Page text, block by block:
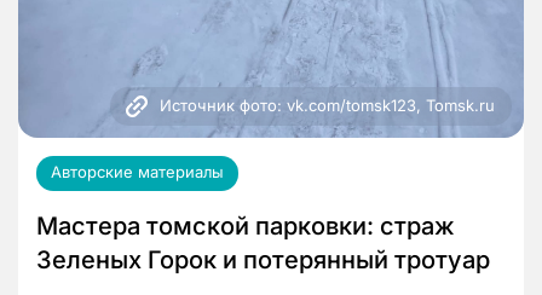
Источник фото: vk.com/tomsk123, Tomsk.ru
Авторские материалы
Мастера томской парковки: страж
Зеленых Горок и потерянный тротуар